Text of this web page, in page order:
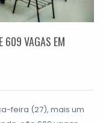
609 VAGAS EM
feira (27), mais um